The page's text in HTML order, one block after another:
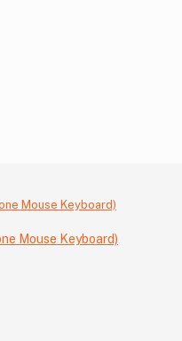
Mouse Keyboard)